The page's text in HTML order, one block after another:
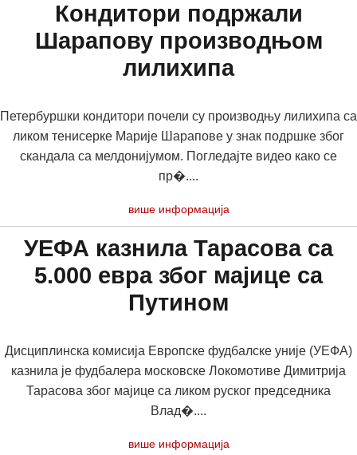
Кондитори подржали
Шарапову производњом
лилихипа
Петербуршки кондитори почели су производњу лилихипа са
ликом тенисерке Марије Шарапове у знак подршке због
скандала са мелдонијумом. Погледајте видео како се
пр�....
више информација
УЕФА казнила Тарасова са
5.000 евра због мајице са
Путином
Дисциплинска комисија Европске фудбалске уније (УЕФА)
казнила је фудбалера московске Локомотиве Димитрија
Тарасова због мајице са ликом руског председника
Влад�....
више информација